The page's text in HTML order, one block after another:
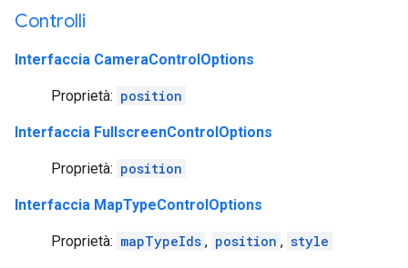
Controlli
Interfaccia CameraControlOptions
Proprietà: position
Interfaccia FullscreenControlOptions
Proprietà: position
Interfaccia MapTypeControlOptions
Proprietà: mapTypeIds , position , style